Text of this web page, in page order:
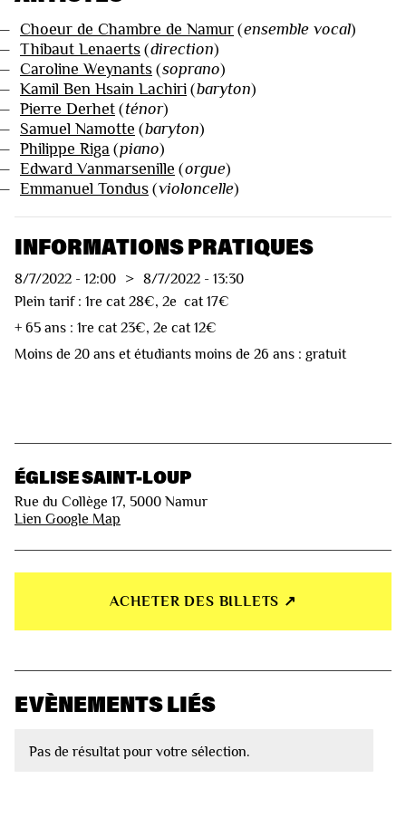
Choeur de Chambre de Namur (ensemble vocal)
Thibaut Lenaerts (direction)
Caroline Weynants (soprano)
Kamil Ben Hsain Lachiri (baryton)
Pierre Derhet (ténor)
Samuel Namotte (baryton)
Philippe Riga (piano)
Edward Vanmarsenille (orgue)
Emmanuel Tondus (violoncelle)
INFORMATIONS PRATIQUES
8/7/2022 - 12:00 > 8/7/2022 - 13:30
Plein tarif : 1re cat 28€, 2e cat 17€
+ 65 ans : 1re cat 23€, 2e cat 12€
Moins de 20 ans et étudiants moins de 26 ans : gratuit
ÉGLISE SAINT-LOUP
Rue du Collège 17, 5000 Namur
Lien Google Map
ACHETER DES BILLETS ↗︎
EVÈNEMENTS LIÉS
Pas de résultat pour votre sélection.